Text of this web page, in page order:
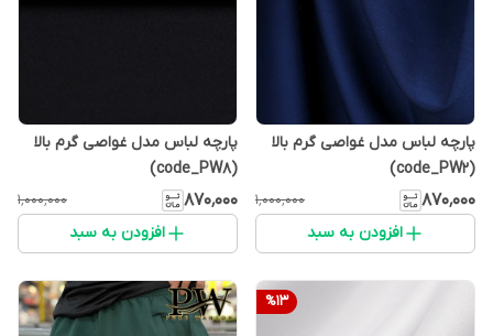
پارچه لباس مدل غواصی گرم بالا
(code_PW2)
۸۷۰٬۰۰۰ ۱٬۰۰۰٬۰۰۰
افزودن به سبد
پارچه لباس مدل غواصی گرم بالا
(code_PW8)
۸۷۰٬۰۰۰ ۱٬۰۰۰٬۰۰۰
افزودن به سبد
%13